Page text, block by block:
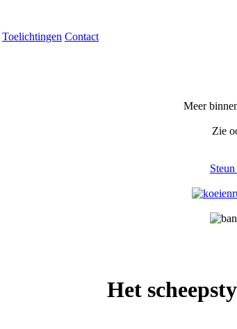
Toelichtingen Contact
Meer
Zie
Het